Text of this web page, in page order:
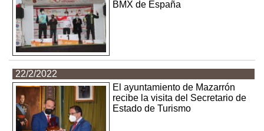
BMX de España
22/2/2022
El ayuntamiento de Mazarrón
recibe la visita del Secretario de
Estado de Turismo